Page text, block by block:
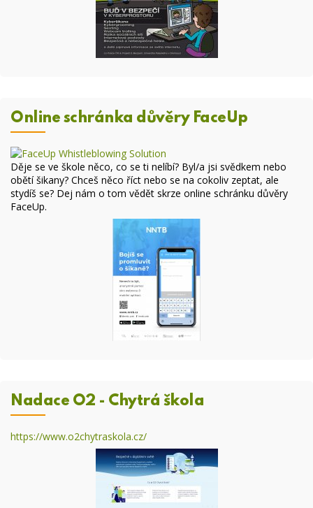
Online schránka důvěry FaceUp
Děje se ve škole něco, co se ti nelíbí? Byl/a jsi svědkem nebo
obětí šikany? Chceš něco říct nebo se na cokoliv zeptat, ale
stydíš se? Dej nám o tom vědět skrze online schránku důvěry
FaceUp.
Nadace O2 - Chytrá škola
https://www.o2chytraskola.cz/